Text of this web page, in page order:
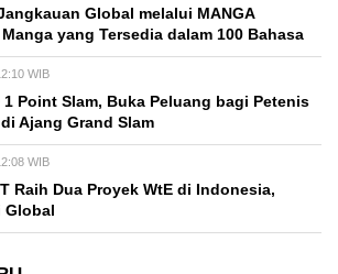
Global melalui MANGA
yang Tersedia dalam 100 Bahasa
WIB
1 Point Slam, Buka Peluang bagi Petenis
Ajang Grand Slam
WIB
Raih Dua Proyek WtE di Indonesia,
Global